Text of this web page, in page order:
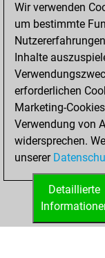
Wir verwenden
um bestimmte
Inhalte
erforderlichen
Marketing-
Verwendung von
widersprechen.
unserer
Detaillierte